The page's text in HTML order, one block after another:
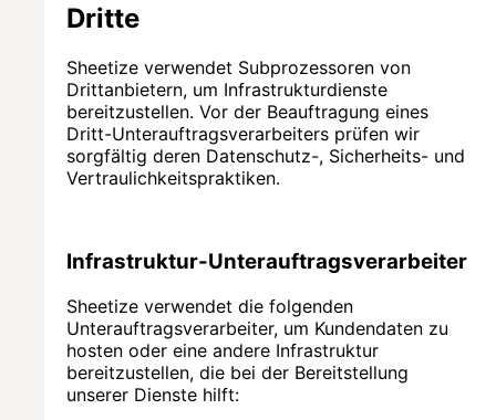
Dritte
Sheetize verwendet Subprozessoren von
Drittanbietern, um Infrastrukturdienste
bereitzustellen. Vor der Beauftragung eines
Dritt-Unterauftragsverarbeiters prüfen wir
sorgfältig deren Datenschutz-, Sicherheits- und
Vertraulichkeitspraktiken.
Infrastruktur-Unterauftragsverarbeiter
Sheetize verwendet die folgenden
Unterauftragsverarbeiter, um Kundendaten zu
hosten oder eine andere Infrastruktur
bereitzustellen, die bei der Bereitstellung
unserer Dienste hilft: